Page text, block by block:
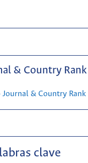
& Country Rank
clave